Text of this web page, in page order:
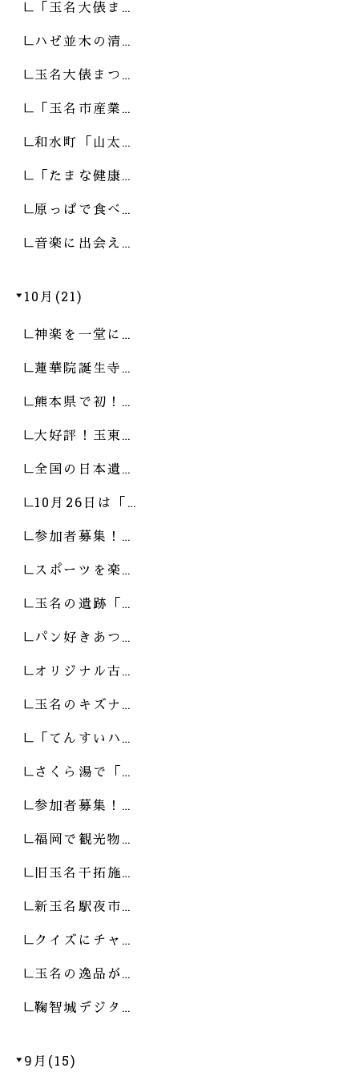
「玉名大俵ま…
ハゼ並木の清…
玉名大俵まつ…
「玉名市産業…
和水町「山太…
「たまな健康…
原っぱで食べ…
音楽に出会え…
10月(21)
神楽を一堂に…
蓮華院誕生寺…
熊本県で初！…
大好評！玉東…
全国の日本遺…
10月26日は「…
参加者募集！…
スポーツを楽…
玉名の遺跡「…
パン好きあつ…
オリジナル古…
玉名のキズナ…
「てんすいハ…
さくら湯で「…
参加者募集！…
福岡で観光物…
旧玉名干拓施…
新玉名駅夜市…
クイズにチャ…
玉名の逸品が…
鞠智城デジタ…
9月(15)